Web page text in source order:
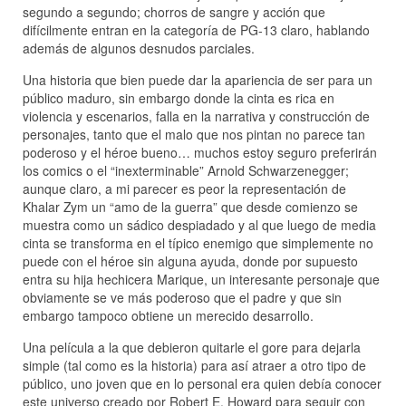
segundo a segundo; chorros de sangre y acción que
difícilmente entran en la categoría de PG-13 claro, hablando
además de algunos desnudos parciales.
Una historia que bien puede dar la apariencia de ser para un
público maduro, sin embargo donde la cinta es rica en
violencia y escenarios, falla en la narrativa y construcción de
personajes, tanto que el malo que nos pintan no parece tan
poderoso y el héroe bueno… muchos estoy seguro preferirán
los comics o el “inexterminable” Arnold Schwarzenegger;
aunque claro, a mi parecer es peor la representación de
Khalar Zym un “amo de la guerra” que desde comienzo se
muestra como un sádico despiadado y al que luego de media
cinta se transforma en el típico enemigo que simplemente no
puede con el héroe sin alguna ayuda, donde por supuesto
entra su hija hechicera Marique, un interesante personaje que
obviamente se ve más poderoso que el padre y que sin
embargo tampoco obtiene un merecido desarrollo.
Una película a la que debieron quitarle el gore para dejarla
simple (tal como es la historia) para así atraer a otro tipo de
público, uno joven que en lo personal era quien debía conocer
este universo creado por Robert E. Howard para seguir con